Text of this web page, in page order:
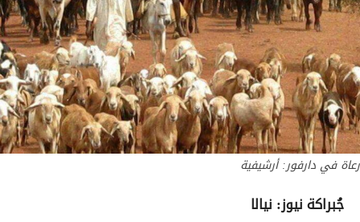
رعاة في دارفور: أرشيفية
جُبراكة نيوز: نيالا